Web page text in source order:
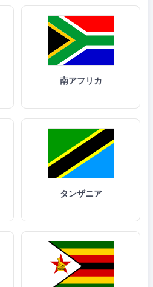
南アフリカ
タンザニア